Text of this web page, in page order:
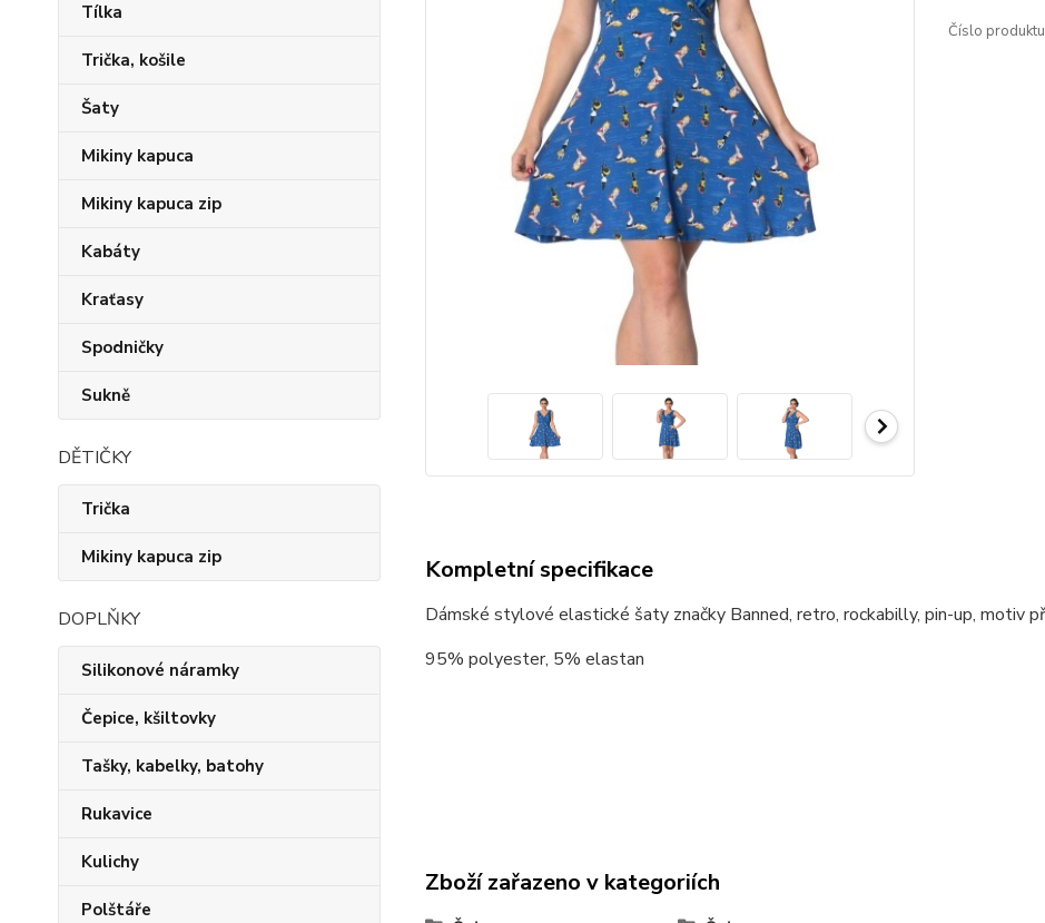
Tílka
Trička, košile
Šaty
Mikiny kapuca
Mikiny kapuca zip
Kabáty
Kraťasy
Spodničky
Sukně
DĚTIČKY
Trička
Mikiny kapuca zip
DOPLŇKY
Silikonové náramky
Čepice, kšiltovky
Tašky, kabelky, batohy
Rukavice
Kulichy
Polštáře
Číslo
Kompletní specifikace
Dámské stylové elastické šaty značky Banned, retro, rockabilly, pin-up, motiv
95% polyester, 5% elastan
Zboží zařazeno v kategoriích